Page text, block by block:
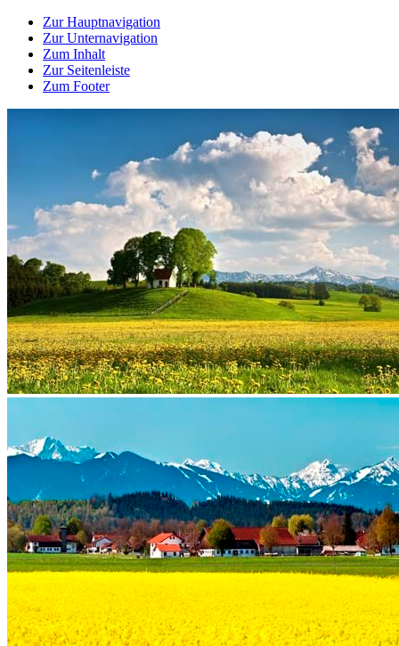
Zur Hauptnavigation
Zur Unternavigation
Zum Inhalt
Zur Seitenleiste
Zum Footer